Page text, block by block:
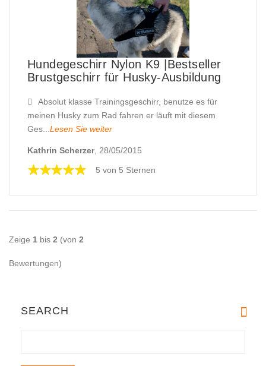
Hundegeschirr Nylon K9 |Bestseller
Brustgeschirr für Husky-Ausbildung
Absolut klasse Trainingsgeschirr, benutze es für
meinen Husky zum Rad fahren er läuft mit diesem
Ges... Lesen Sie weiter
Kathrin Scherzer, 28/05/2015
5 von 5 Sternen
Zeige 1 bis 2 (von 2
Bewertungen)
SEARCH